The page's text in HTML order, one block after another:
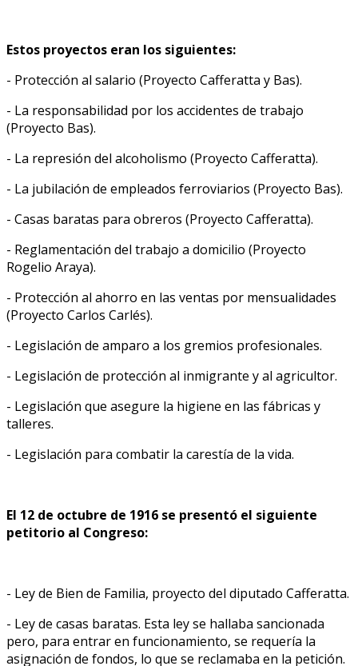
Estos proyectos eran los siguientes:
- Protección al salario (Proyecto Cafferatta y Bas).
- La responsabilidad por los accidentes de trabajo
(Proyecto Bas).
- La represión del alcoholismo (Proyecto Cafferatta).
- La jubilación de empleados ferroviarios (Proyecto Bas).
- Casas baratas para obreros (Proyecto Cafferatta).
- Reglamentación del trabajo a domicilio (Proyecto
Rogelio Araya).
- Protección al ahorro en las ventas por mensualidades
(Proyecto Carlos Carlés).
- Legislación de amparo a los gremios profesionales.
- Legislación de protección al inmigrante y al agricultor.
- Legislación que asegure la higiene en las fábricas y
talleres.
- Legislación para combatir la carestía de la vida.
El 12 de octubre de 1916 se presentó el siguiente
petitorio al Congreso:
- Ley de Bien de Familia, proyecto del diputado Cafferatta.
- Ley de casas baratas. Esta ley se hallaba sancionada
pero, para entrar en funcionamiento, se requería la
asignación de fondos, lo que se reclamaba en la petición.